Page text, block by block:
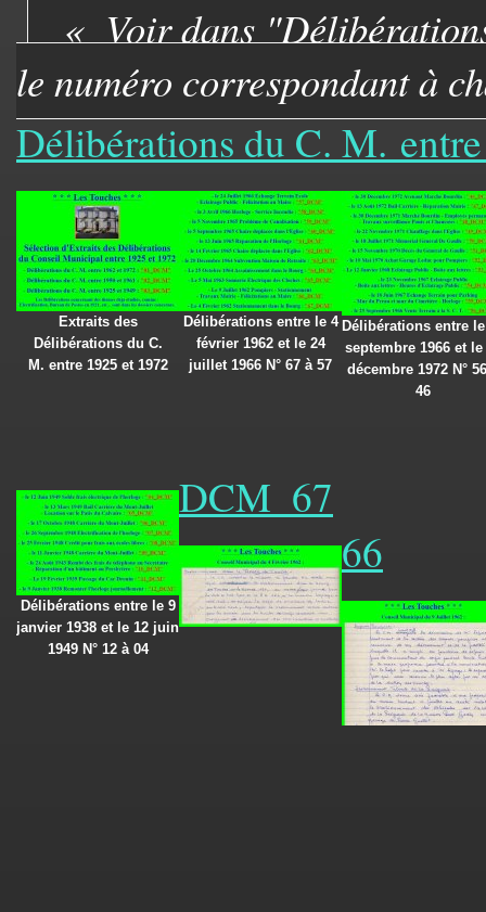
Voir dans
le numéro correspondant à
Délibérations du C. M.
Extraits des
Délibérations du C.
M. entre 1925 et 1972
Délibérations entre le 4
février 1962 et le 24
juillet 1966 N° 67 à 57
Délibérations entre
septembre 1966 et le
décembre 1972 N°
46
Délibérations entre le 9
janvier 1938 et le 12 juin
1949 N° 12 à 04
DCM_67
66